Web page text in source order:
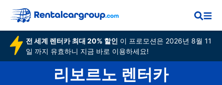
전 세계 렌터카 최대 20% 할인 이 프로모션은 2026년 8월 11
일 까지 유효하니 지금 바로 이용하세요!
리보르노 렌터카